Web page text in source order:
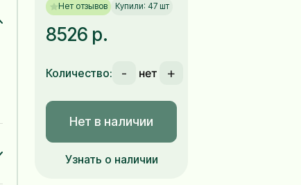
Нет отзывов Купили: 47 шт
8526 р.
Количество: - +
Нет в наличии
Узнать о наличии